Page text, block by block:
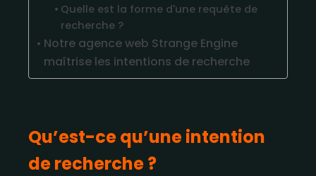
Quelle est la forme d'une requête de
recherche ?
Notre agence web Strange Engine
maîtrise les intentions de recherche
Qu’est-ce qu’une intention
de recherche ?